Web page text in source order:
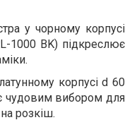
у чорному корпусі
1000 BK) підкреслює
корпусі d 60
чудовим вибором для
розкіш.